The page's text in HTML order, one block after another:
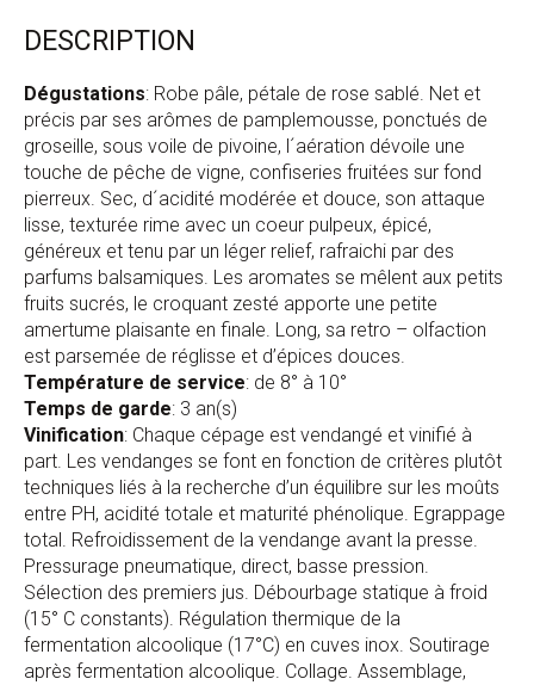
DESCRIPTION
Dégustations: Robe pâle, pétale de rose sablé. Net et
précis par ses arômes de pamplemousse, ponctués de
groseille, sous voile de pivoine, l´aération dévoile une
touche de pêche de vigne, confiseries fruitées sur fond
pierreux. Sec, d´acidité modérée et douce, son attaque
lisse, texturée rime avec un coeur pulpeux, épicé,
généreux et tenu par un léger relief, rafraichi par des
parfums balsamiques. Les aromates se mêlent aux petits
fruits sucrés, le croquant zesté apporte une petite
amertume plaisante en finale. Long, sa retro – olfaction
est parsemée de réglisse et d’épices douces.
Température de service: de 8° à 10°
Temps de garde: 3 an(s)
Vinification: Chaque cépage est vendangé et vinifié à
part. Les vendanges se font en fonction de critères plutôt
techniques liés à la recherche d’un équilibre sur les moûts
entre PH, acidité totale et maturité phénolique. Egrappage
total. Refroidissement de la vendange avant la presse.
Pressurage pneumatique, direct, basse pression.
Sélection des premiers jus. Débourbage statique à froid
(15° C constants). Régulation thermique de la
fermentation alcoolique (17°C) en cuves inox. Soutirage
après fermentation alcoolique. Collage. Assemblage,